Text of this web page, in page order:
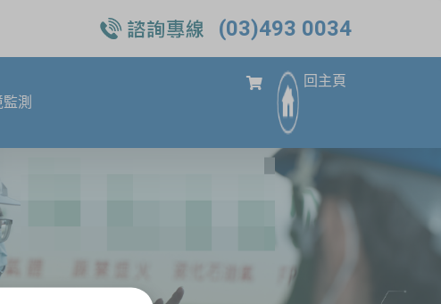
(03)493 0034
測
回主頁